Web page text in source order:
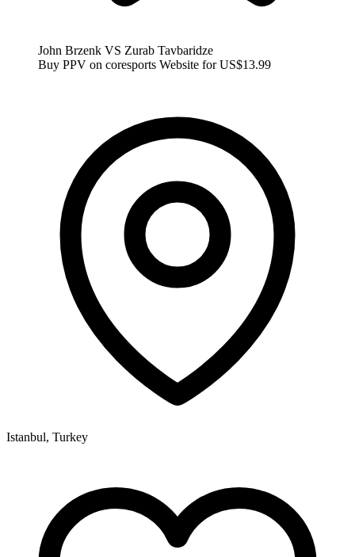
John Brzenk VS Zurab Tavbaridze
Buy PPV on coresports Website for US$13.99
Istanbul, Turkey